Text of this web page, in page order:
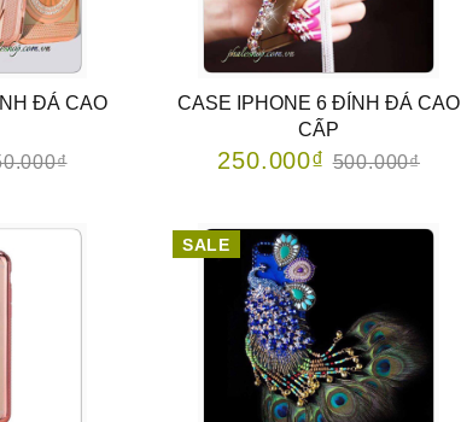
ĐÁ CAO
CASE IPHONE 6 ĐÍNH ĐÁ CAO
CẤP
250.000₫500.000₫
SALE